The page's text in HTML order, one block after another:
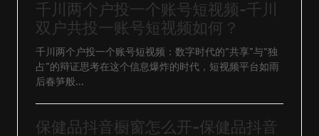
千川两个户投一个账号短视频-千川
双户共投一账号短视频如何？
千川两个户投一个账号短视频：数字时代的“共享”与“独
占”的辩证思考在这个信息爆炸的时代，短视频平台如雨
后春笋般...
保健品抖音橱窗怎么开-保健品抖音